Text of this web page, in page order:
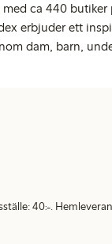
ca 440
erbjuder ett
dam, barn,
40:-.